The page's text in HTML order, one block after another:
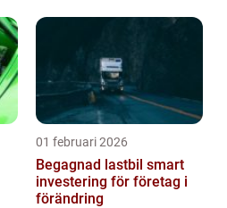
01 februari 2026
Begagnad lastbil smart
investering för företag i
förändring